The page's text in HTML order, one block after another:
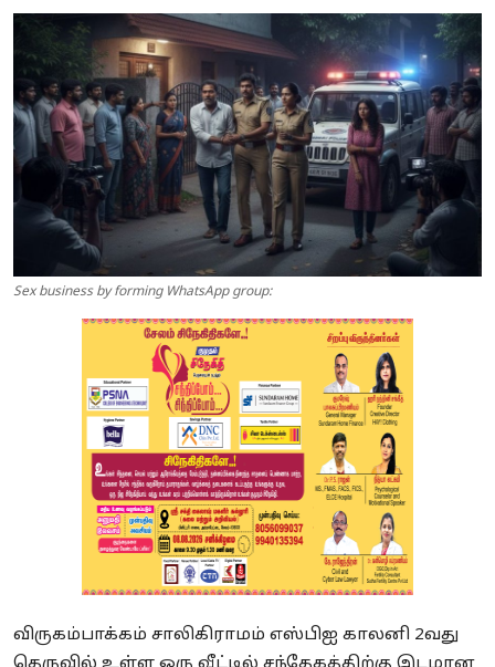
Weather
Politics
Sex business by forming WhatsApp group:
விருகம்பாக்கம் சாலிகிராமம் எஸ்பிஐ காலனி 2வது